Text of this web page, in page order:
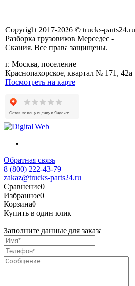
Copyright 2017-2026 © trucks-parts24.ru
Разборка грузовиков Мерседес -
Скания. Все права защищены.
г. Москва, поселение
Краснопахорское, квартал № 171, 42а
Посмотреть на карте
Обратная связь
8 (800) 222-43-79
zakaz@trucks-parts24.ru
Сравнение0
Избранное0
Корзина0
Купить в один клик
Заполните данные для заказа